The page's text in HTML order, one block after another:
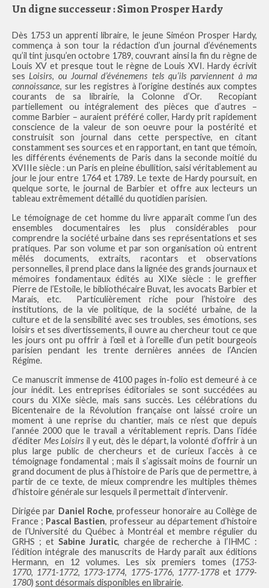
Un digne successeur : Simon Prosper Hardy
Dès 1753 un apprenti libraire, le jeune Siméon Prosper Hardy,
commença à son tour la rédaction d’un journal d’événements
qu’il tint jusqu’en octobre 1789, couvrant ainsi la fin du règne de
Louis XV et presque tout le règne de Louis XVI. Hardy écrivit
ses Loisirs, ou Journal d’événemens tels qu’ils parviennent à ma
connoissance, sur les registres à l’origine destinés aux comptes
courants de sa librairie, la Colonne d’Or. Recopiant
partiellement ou intégralement des pièces que d’autres –
comme Barbier – auraient préféré coller, Hardy prit rapidement
conscience de la valeur de son oeuvre pour la postérité et
construisit son journal dans cette perspective, en citant
constamment ses sources et en rapportant, en tant que témoin,
les différents événements de Paris dans la seconde moitié du
XVIIIe siècle : un Paris en pleine ébullition, saisi véritablement au
jour le jour entre 1764 et 1789. Le texte de Hardy poursuit, en
quelque sorte, le journal de Barbier et offre aux lecteurs un
tableau extrêmement détaillé du quotidien parisien.
Le témoignage de cet homme du livre apparaît comme l’un des
ensembles documentaires les plus considérables pour
comprendre la société urbaine dans ses représentations et ses
pratiques. Par son volume et par son organisation où entrent
mêlés documents, extraits, racontars et observations
personnelles, il prend place dans la lignée des grands journaux et
mémoires fondamentaux édités au XIXe siècle : le greffier
Pierre de l’Estoile, le bibliothécaire Buvat, les avocats Barbier et
Marais, etc. Particulièrement riche pour l’histoire des
institutions, de la vie politique, de la société urbaine, de la
culture et de la sensibilité avec ses troubles, ses émotions, ses
loisirs et ses divertissements, il ouvre au chercheur tout ce que
les jours ont pu offrir à l’œil et à l’oreille d’un petit bourgeois
parisien pendant les trente dernières années de l’Ancien
Régime.
Ce manuscrit immense de 4100 pages in-folio est demeuré à ce
jour inédit. Les entreprises éditoriales se sont succédées au
cours du XIXe siècle, mais sans succès. Les célébrations du
Bicentenaire de la Révolution française ont laissé croire un
moment à une reprise du chantier, mais ce n’est que depuis
l’année 2000 que le travail a véritablement repris. Dans l’idée
d’éditer Mes Loisirs il y eut, dès le départ, la volonté d’offrir à un
plus large public de chercheurs et de curieux l’accès à ce
témoignage fondamental ; mais il s’agissait moins de fournir un
grand document de plus à l’histoire de Paris que de permettre, à
partir de ce texte, de mieux comprendre les multiples thèmes
d’histoire générale sur lesquels il permettait d’intervenir.
Dirigée par Daniel Roche, professeur honoraire au Collège de
France ; Pascal Bastien, professeur au département d’histoire
de l’Université du Québec à Montréal et membre régulier du
GRHS ; et Sabine Juratic, chargée de recherche à l’IHMC :
l’édition intégrale des manuscrits de Hardy paraît aux éditions
Hermann, en 12 volumes. Les six premiers tomes (1753-
1770, 1771-1772, 1773-1774, 1775-1776, 1777-1778 et1779-
1780) sont désormais disponibles en librairie.